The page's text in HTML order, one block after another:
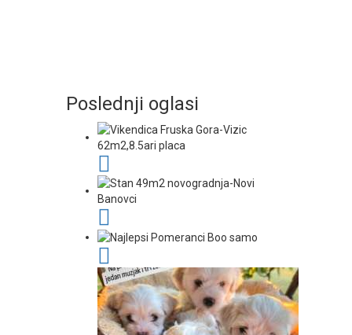
Poslednji oglasi